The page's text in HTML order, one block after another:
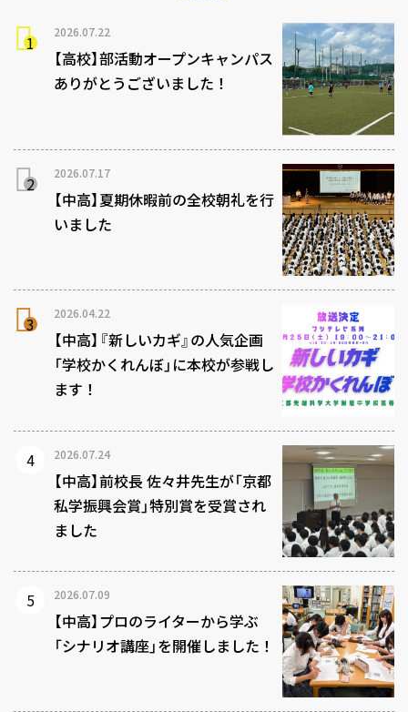
2026.07.22
【高校】部活動オープンキャンパス
ありがとうございました！
2026.07.17
【中高】夏期休暇前の全校朝礼を行
いました
2026.04.22
【中高】『新しいカギ』の人気企画
「学校かくれんぼ」に本校が参戦し
ます！
2026.07.24
【中高】前校長 佐々井先生が「京都
私学振興会賞」特別賞を受賞され
ました
2026.07.09
【中高】プロのライターから学ぶ
「シナリオ講座」を開催しました！